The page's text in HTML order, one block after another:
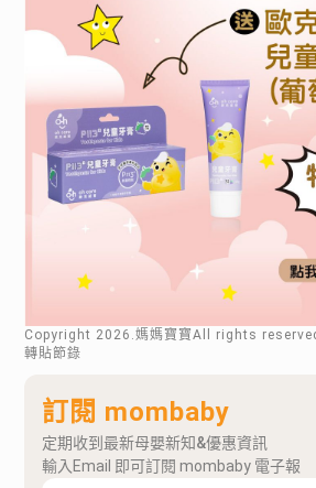
Copyright 2026 .媽媽寶寶All rights
轉貼節錄
訂閱 mombaby
定期收到最新母嬰新知&優惠資訊
輸入Email 即可訂閱 mombaby 電子報